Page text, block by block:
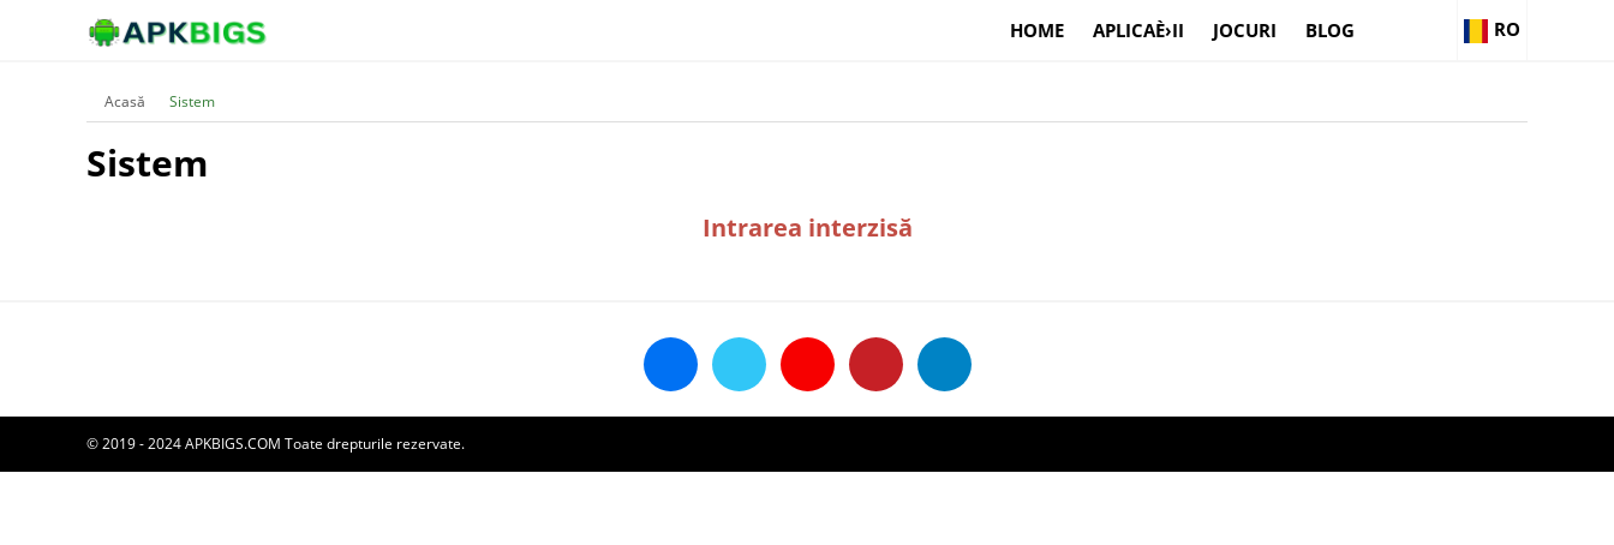
HOME APLICAÈ›II JOCURI BLOG RO
Acasă Sistem
Sistem
Intrarea interzisă
© 2019 - 2024 APKBIGS.COM Toate drepturile rezervate.